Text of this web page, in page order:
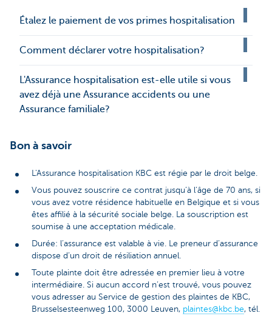
Étalez le paiement de vos primes hospitalisation
Comment déclarer votre hospitalisation?
L'Assurance hospitalisation est-elle utile si vous
avez déjà une Assurance accidents ou une
Assurance familiale?
Bon à savoir
L'Assurance hospitalisation KBC est régie par le droit belge.
Vous pouvez souscrire ce contrat jusqu’à l’âge de 70 ans, si
vous avez votre résidence habituelle en Belgique et si vous
êtes affilié à la sécurité sociale belge. La souscription est
soumise à une acceptation médicale.
Durée: l’assurance est valable à vie. Le preneur d’assurance
dispose d’un droit de résiliation annuel.
Toute plainte doit être adressée en premier lieu à votre
intermédiaire. Si aucun accord n’est trouvé, vous pouvez
vous adresser au Service de gestion des plaintes de KBC,
Brusselsesteenweg 100, 3000 Leuven, plaintes@kbc.be, tél.